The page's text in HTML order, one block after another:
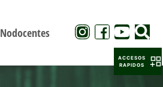
Nodocentes
ACCESOS
RAPIDOS